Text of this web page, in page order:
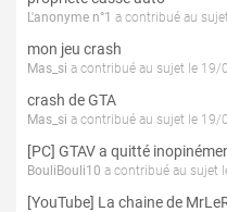
L'anonyme n°1 a contribué au
mon jeu crash
Mas_si a contribué au sujet le 19/
crash de GTA
Mas_si a contribué au sujet le 19/
[PC] GTAV a quitté
BouliBouli10 a contribué au sujet
[YouTube] La chaine de